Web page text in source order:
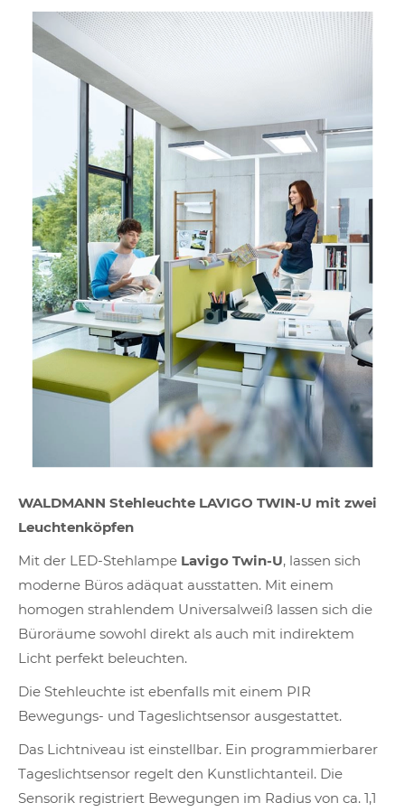
WALDMANN Stehleuchte LAVIGO TWIN-U mit zwei
Leuchtenköpfen
Mit der LED-Stehlampe Lavigo Twin-U, lassen sich
moderne Büros adäquat ausstatten. Mit einem
homogen strahlendem Universalweiß lassen sich die
Büroräume sowohl direkt als auch mit indirektem
Licht perfekt beleuchten.
Die Stehleuchte ist ebenfalls mit einem PIR
Bewegungs- und Tageslichtsensor ausgestattet.
Das Lichtniveau ist einstellbar. Ein programmierbarer
Tageslichtsensor regelt den Kunstlichtanteil. Die
Sensorik registriert Bewegungen im Radius von ca. 1,1